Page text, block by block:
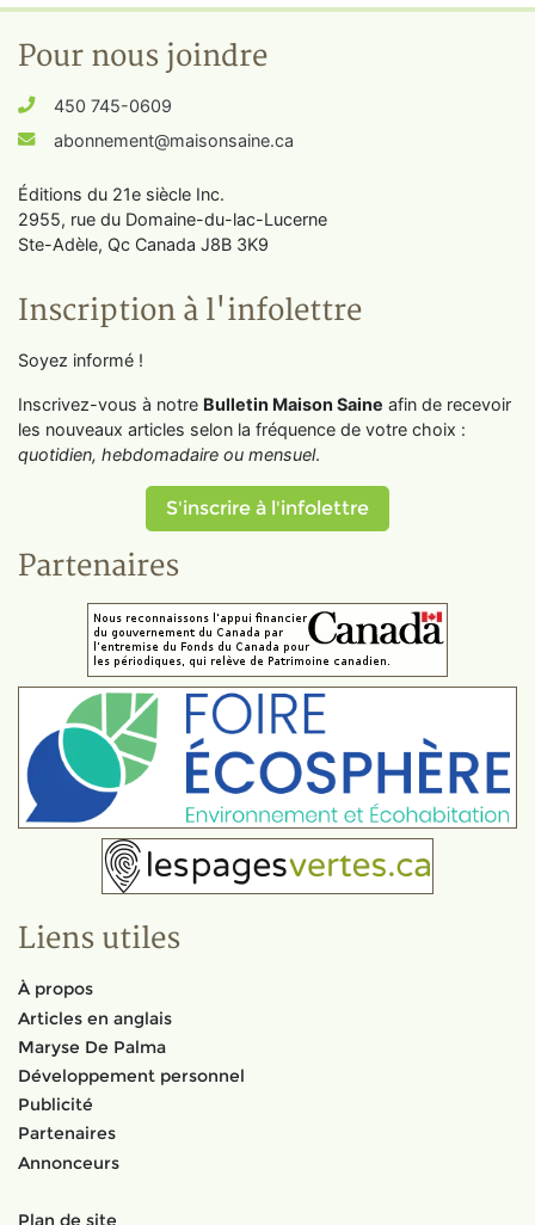
Pour nous joindre
450 745-0609
abonnement@maisonsaine.ca
Éditions du 21e siècle Inc.
2955, rue du Domaine-du-lac-Lucerne
Ste-Adèle, Qc Canada J8B 3K9
Inscription à l'infolettre
Soyez informé !
Inscrivez-vous à notre Bulletin Maison Saine afin de recevoir
les nouveaux articles selon la fréquence de votre choix :
quotidien, hebdomadaire ou mensuel.
S'inscrire à l'infolettre
Partenaires
Liens utiles
À propos
Articles en anglais
Maryse De Palma
Développement personnel
Publicité
Partenaires
Annonceurs
Plan de site